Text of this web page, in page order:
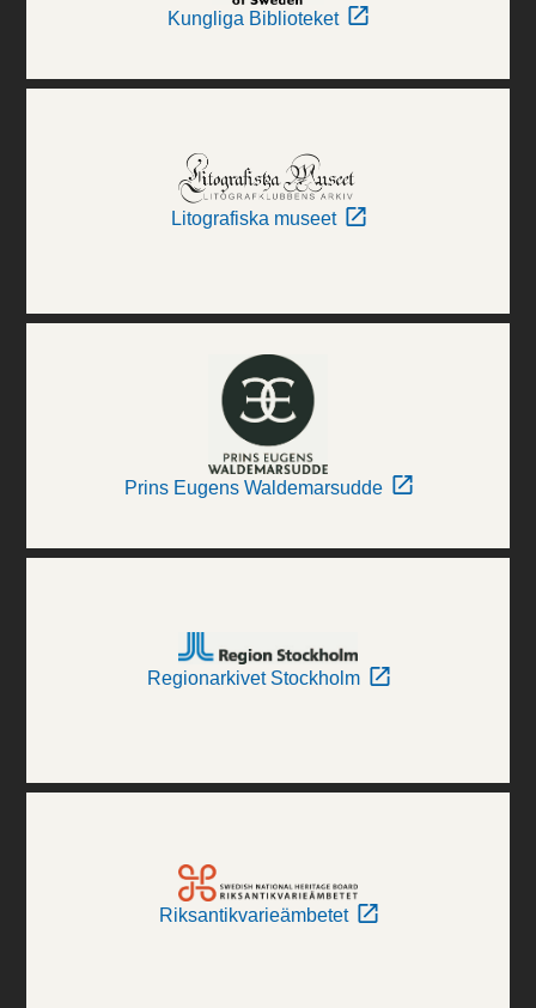
Kungliga Biblioteket
Litografiska museet
Prins Eugens Waldemarsudde
Regionarkivet Stockholm
Riksantikvarieämbetet